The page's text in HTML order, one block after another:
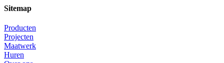
Sitemap
Producten
Projecten
Maatwerk
Huren